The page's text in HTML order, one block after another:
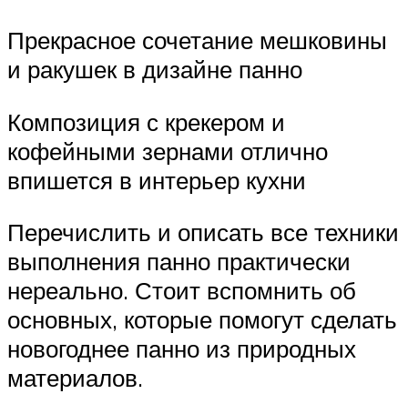
Прекрасное сочетание мешковины
и ракушек в дизайне панно
Композиция с крекером и
кофейными зернами отлично
впишется в интерьер кухни
Перечислить и описать все техники
выполнения панно практически
нереально. Стоит вспомнить об
основных, которые помогут сделать
новогоднее панно из природных
материалов.